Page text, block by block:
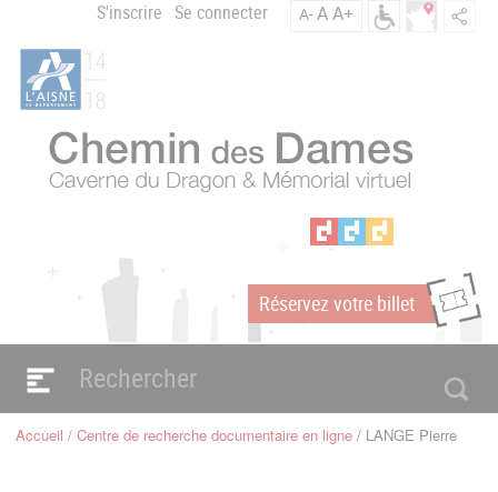
contenu
principal
Menu
du
compte
l'utilisateur
S'inscrire Se connecter A-AA+
i
n
a
m
e
Réservez votre billet
Navigation
principale
FilAccueil Centre de recherche documentaire en ligne LANGE Pierre